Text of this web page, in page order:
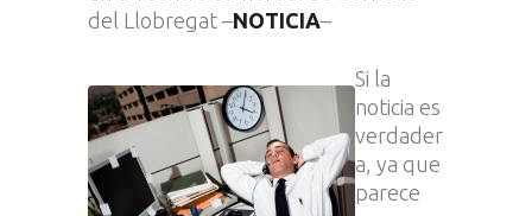
del Llobregat –NOTICIA–
Si la
noticia es
verdader
a, ya que
parece